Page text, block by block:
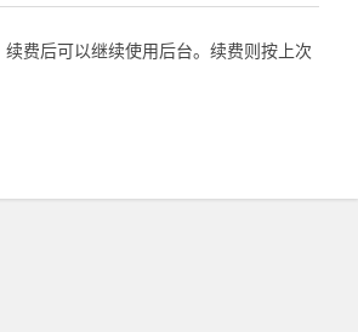
费后可以继续使用后台。续费则按上次